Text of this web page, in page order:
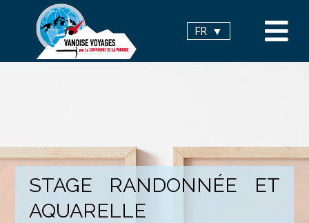
FR
STAGE RANDONNÉE ET
AQUARELLE
Panneau de gestion des cookies